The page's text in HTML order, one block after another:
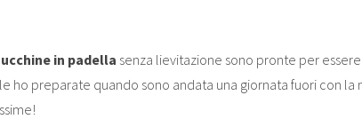
in padella senza lievitazione sono pronte per
ho preparate quando sono andata una giornata fuori con la